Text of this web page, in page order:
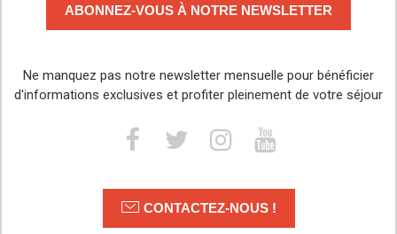
ABONNEZ-VOUS À NOTRE NEWSLETTER
Ne manquez pas notre newsletter mensuelle pour bénéficier
d'informations exclusives et profiter pleinement de votre séjour
CONTACTEZ-NOUS !